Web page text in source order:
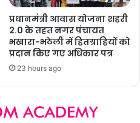
प्रधानमंत्री आवास योजना शहरी
2.0 के तहत नगर पंचायत
भखारा-भठेली में हितग्राहियों को
प्रदान किए गए अधिकार पत्र
23 hours ago